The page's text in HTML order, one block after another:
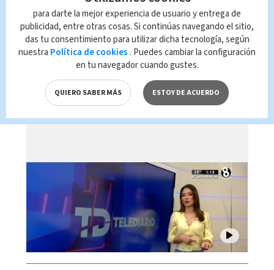
Telediario En Directo con Paula
Brenes, 06 de agosto 2026
para darte la mejor experiencia de usuario y entrega de
publicidad, entre otras cosas. Si continúas navegando el sitio,
das tu consentimiento para utilizar dicha tecnología, según
nuestra Política de cookies . Puedes cambiar la configuración
en tu navegador cuando gustes.
QUIERO SABER MÁS ESTOY DE ACUERDO